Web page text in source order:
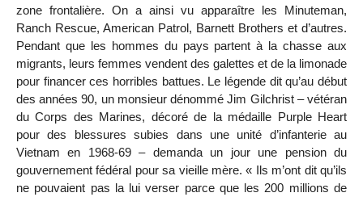
zone frontalière. On a ainsi vu apparaître les Minuteman,
Ranch Rescue, American Patrol, Barnett Brothers et d’autres.
Pendant que les hommes du pays partent à la chasse aux
migrants, leurs femmes vendent des galettes et de la limonade
pour financer ces horribles battues. Le légende dit qu’au début
des années 90, un monsieur dénommé Jim Gilchrist – vétéran
du Corps des Marines, décoré de la médaille Purple Heart
pour des blessures subies dans une unité d’infanterie au
Vietnam en 1968-69 – demanda un jour une pension du
gouvernement fédéral pour sa vieille mère. « Ils m’ont dit qu’ils
ne pouvaient pas la lui verser parce que les 200 millions de